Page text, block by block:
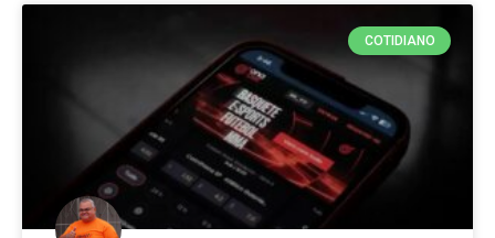
COTIDIANO